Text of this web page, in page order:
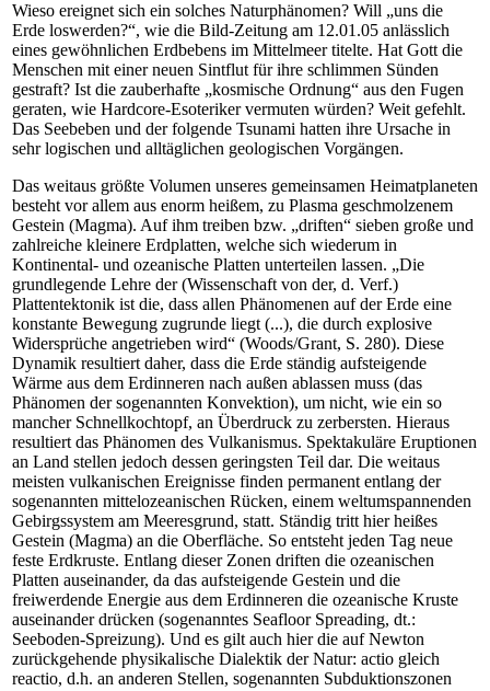
Wieso ereignet sich ein solches Naturphänomen? Will „uns die
Erde loswerden?“, wie die Bild-Zeitung am 12.01.05 anlässlich
eines gewöhnlichen Erdbebens im Mittelmeer titelte. Hat Gott die
Menschen mit einer neuen Sintflut für ihre schlimmen Sünden
gestraft? Ist die zauberhafte „kosmische Ordnung“ aus den Fugen
geraten, wie Hardcore-Esoteriker vermuten würden? Weit gefehlt.
Das Seebeben und der folgende Tsunami hatten ihre Ursache in
sehr logischen und alltäglichen geologischen Vorgängen.
Das weitaus größte Volumen unseres gemeinsamen Heimatplaneten
besteht vor allem aus enorm heißem, zu Plasma geschmolzenem
Gestein (Magma). Auf ihm treiben bzw. „driften“ sieben große und
zahlreiche kleinere Erdplatten, welche sich wiederum in
Kontinental- und ozeanische Platten unterteilen lassen. „Die
grundlegende Lehre der (Wissenschaft von der, d. Verf.)
Plattentektonik ist die, dass allen Phänomenen auf der Erde eine
konstante Bewegung zugrunde liegt (...), die durch explosive
Widersprüche angetrieben wird“ (Woods/Grant, S. 280). Diese
Dynamik resultiert daher, dass die Erde ständig aufsteigende
Wärme aus dem Erdinneren nach außen ablassen muss (das
Phänomen der sogenannten Konvektion), um nicht, wie ein so
mancher Schnellkochtopf, an Überdruck zu zerbersten. Hieraus
resultiert das Phänomen des Vulkanismus. Spektakuläre Eruptionen
an Land stellen jedoch dessen geringsten Teil dar. Die weitaus
meisten vulkanischen Ereignisse finden permanent entlang der
sogenannten mittelozeanischen Rücken, einem weltumspannenden
Gebirgssystem am Meeresgrund, statt. Ständig tritt hier heißes
Gestein (Magma) an die Oberfläche. So entsteht jeden Tag neue
feste Erdkruste. Entlang dieser Zonen driften die ozeanischen
Platten auseinander, da das aufsteigende Gestein und die
freiwerdende Energie aus dem Erdinneren die ozeanische Kruste
auseinander drücken (sogenanntes Seafloor Spreading, dt.:
Seeboden-Spreizung). Und es gilt auch hier die auf Newton
zurückgehende physikalische Dialektik der Natur: actio gleich
reactio, d.h. an anderen Stellen, sogenannten Subduktionszonen